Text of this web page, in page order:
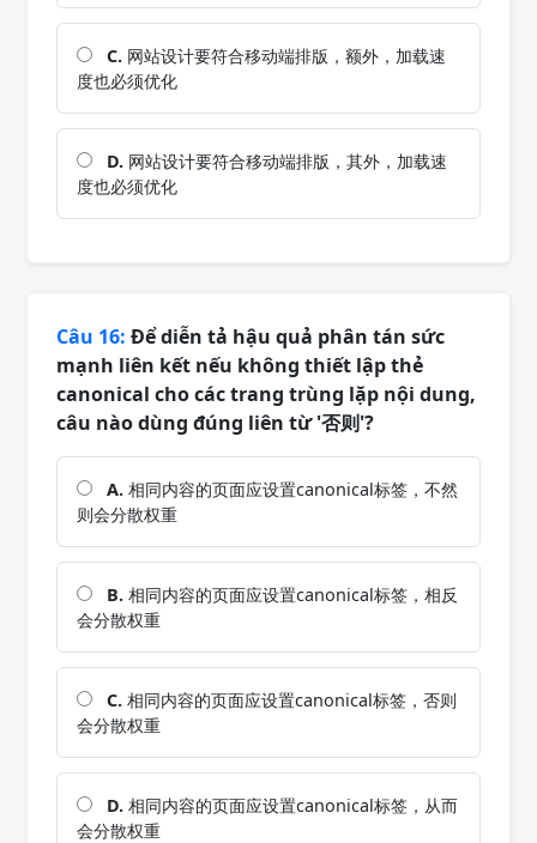
C. 网站设计要符合移动端排版，额外，加载速
度也必须优化
D. 网站设计要符合移动端排版，其外，加载速
度也必须优化
Câu 16: Để diễn tả hậu quả phân tán sức
mạnh liên kết nếu không thiết lập thẻ
canonical cho các trang trùng lặp nội dung,
câu nào dùng đúng liên từ '否则'?
A. 相同内容的页面应设置canonical标签，不然
则会分散权重
B. 相同内容的页面应设置canonical标签，相反
会分散权重
C. 相同内容的页面应设置canonical标签，否则
会分散权重
D. 相同内容的页面应设置canonical标签，从而
会分散权重